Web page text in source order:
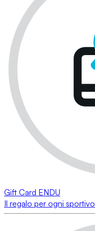
Gift Card ENDU
Il regalo per ogni sportivo